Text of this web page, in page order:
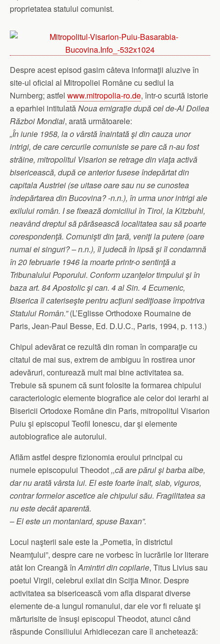
proprietatea statului comunist.
Despre acest episod gasim câteva informaţii aluzive în
site-ul oficial al Mitropoliei Române cu sediul la
Nurnberg; astfel www.mitropolia-ro.de, într-o scurtă istorie
a eparhiei intitulatăNoua emigraţie după cel de-Al Doilea
Război Mondial, arată următoarele:
„În iunie 1958, la o vârstă înaintată şi din cauza unor
intrigi, de care cercurile comuniste se pare că n-au fost
străine, mitropolitul Visarion se retrage din viaţa activă
bisericească, după ce anterior fusese îndepărtat din
capitala Austriei (se uitase oare sau nu se cunostea
îndepărtarea din Bucovina? -n.n.), în urma unor intrigi ale
exilului român. I se fixează domiciliul în Tirol, la Kitzbuhl,
neavând dreptul să părăsească localitatea sau să poarte
corespondenţă. Comunişti din ţară, veniţi la putere (oare
numai ei singuri? – n.n.), îl judecă în lipsă şi îl condamnă
în 20 februarie 1946 la moarte printr-o sentinţă a
Tribunalului Poporului. Conform uzanţelor timpului şi în
baza art. 84 Apostolic şi can. 4 al Sin. 4 Ecumenic,
Biserica îl cateriseşte pentru acţiuni sediţioase împotriva
Statului Român.”(L’Eglisse Orthodoxe Roumaine de
Paris, Jean-Paul Besse, Ed. D.U.C., Paris, 1994, p. 113.)
Chipul adevărat ce rezultă din roman în comparaţie cu
citatul de mai sus, extrem de ambiguu în rostirea unor
adevăruri, conturează mult mai bine activitatea sa.
Trebuie să spunem că sunt folosite la formarea chipului
caracteriologic elemente biografice ale celor doi ierarhi ai
Bisericii Ortodoxe Române din Paris, mitropolitul Visarion
Puiu şi episcopul Teofil Ionescu, dar şi elemente
autobiografice ale autorului.
Aflăm astfel despre fizionomia eroului principal cu
numele episcopului Theodot,,că are părul şi barba albe,
dar nu arată vârsta lui. El este foarte înalt, slab, viguros,
contrar formelor ascetice ale chipului său. Fragilitatea sa
nu este decât aparentă.
– El este un montaniard, spuse Baxan”.
Locul naşterii sale este la „Pometia, în districtul
Neamţului”, despre care ne vorbesc în lucrările lor literare
atât Ion Creangă înAmintiri din copilarie, Titus Livius sau
poetul Virgil, celebrul exilat din Sciţia Minor. Despre
activitatea sa bisericească vom afla disparat diverse
elemente de-a lungul romanului, dar ele vor fi reluate şi
mărturisite de însuşi episcopul Theodot, atunci când
răspunde Consiliului Arhidiecezan care îl anchetează: